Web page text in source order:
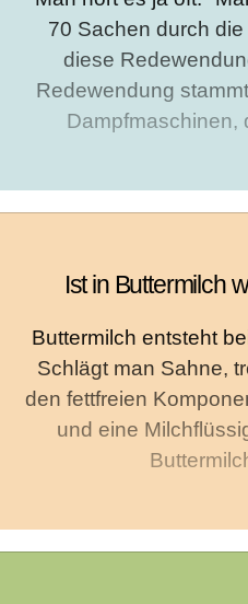
70 Sachen durch
diese
Redewendung
Dampfmaschinen,
Ist in Buttermilch
Buttermilch entsteht
Schlägt man Sahne,
den fettfreien
und eine